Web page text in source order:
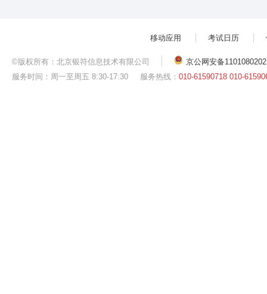
移动应用 考试日历
©版权所有：北京银符信息技术有限公司
京公网安备
服务时间：周一至周五 8:30-17:30 服务热线： 010-61590718 010-